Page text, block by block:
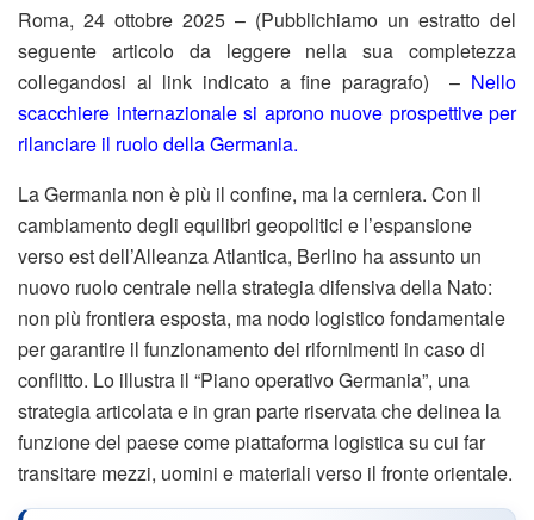
Roma, 24 ottobre 2025 – (Pubblichiamo un estratto del
seguente articolo da leggere nella sua completezza
collegandosi al link indicato a fine paragrafo) – Nello
scacchiere internazionale si aprono nuove prospettive per
rilanciare il ruolo della Germania.
La Germania non è più il confine, ma la cerniera. Con il
cambiamento degli equilibri geopolitici e l’espansione
verso est dell’Alleanza Atlantica, Berlino ha assunto un
nuovo ruolo centrale nella strategia difensiva della Nato:
non più frontiera esposta, ma nodo logistico fondamentale
per garantire il funzionamento dei rifornimenti in caso di
conflitto. Lo illustra il “Piano operativo Germania”, una
strategia articolata e in gran parte riservata che delinea la
funzione del paese come piattaforma logistica su cui far
transitare mezzi, uomini e materiali verso il fronte orientale.